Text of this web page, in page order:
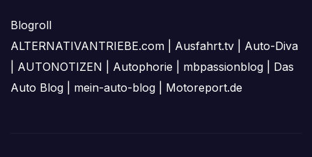
Blogroll
ALTERNATIVANTRIEBE.com
Ausfahrt.tv
Auto-Diva
AUTONOTIZEN Autophorie mbpassionblog
Das
Auto Blog
mein-auto-blog Motoreport.de